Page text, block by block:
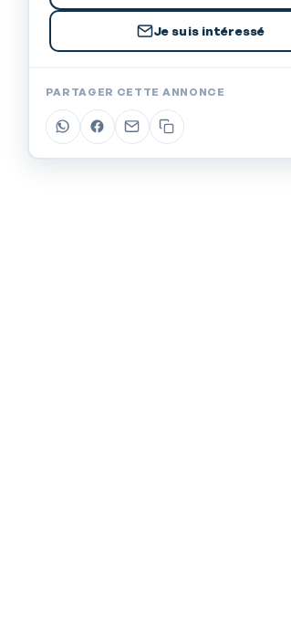
Je suis intéressé
PARTAGER CETTE ANNONCE